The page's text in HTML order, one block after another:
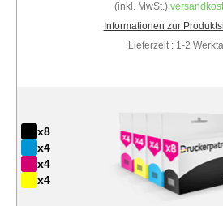
(inkl. MwSt.)
Informationen zur
Lieferzeit : 1-2
x8
x4
x4
x4